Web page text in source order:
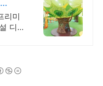
리미
디